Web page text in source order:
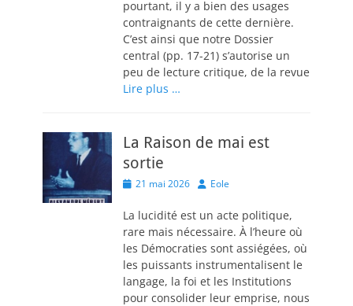
pourtant, il y a bien des usages
contraignants de cette dernière.
C’est ainsi que notre Dossier
central (pp. 17-21) s’autorise un
peu de lecture critique, de la revue
Lire plus …
La Raison de mai est
sortie
Posted
21 mai 2026 Author
Eole
La lucidité est un acte politique,
rare mais nécessaire. À l’heure où
les Démocraties sont assiégées, où
les puissants instrumentalisent le
langage, la foi et les Institutions
pour consolider leur emprise, nous